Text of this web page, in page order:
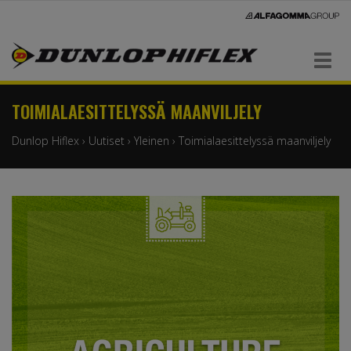
Navigaatio
TOIMIALAESITTELYSSÄ MAANVILJELY
Dunlop Hiflex › Uutiset › Yleinen › Toimialaesittelyssä maanviljely